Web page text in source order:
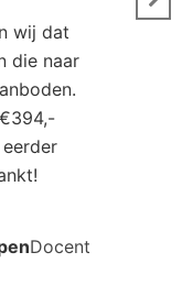
wij dat
die naar
Docent